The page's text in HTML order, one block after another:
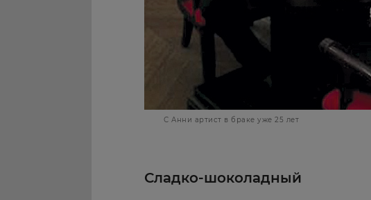
С Анни артист в браке уже 25 лет
Сладко-шоколадный